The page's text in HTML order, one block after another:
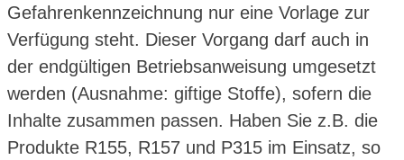
Gefahrenkennzeichnung nur eine Vorlage zur
Verfügung steht. Dieser Vorgang darf auch in
der endgültigen Betriebsanweisung umgesetzt
werden (Ausnahme: giftige Stoffe), sofern die
Inhalte zusammen passen. Haben Sie z.B. die
Produkte R155, R157 und P315 im Einsatz, so